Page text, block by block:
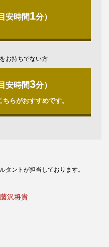
安時間1分）
お持ちでない方
安時間3分）
らがおすすめです。
タントが担当しております。
藤沢将貴